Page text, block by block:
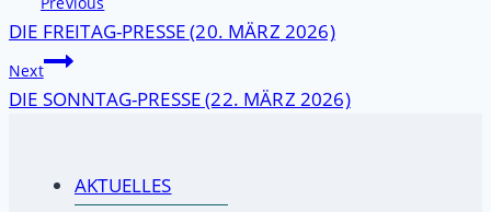
DIE FREITAG-PRESSE (20. MÄRZ 2026)
Next
DIE SONNTAG-PRESSE (22. MÄRZ 2026)
AKTUELLES